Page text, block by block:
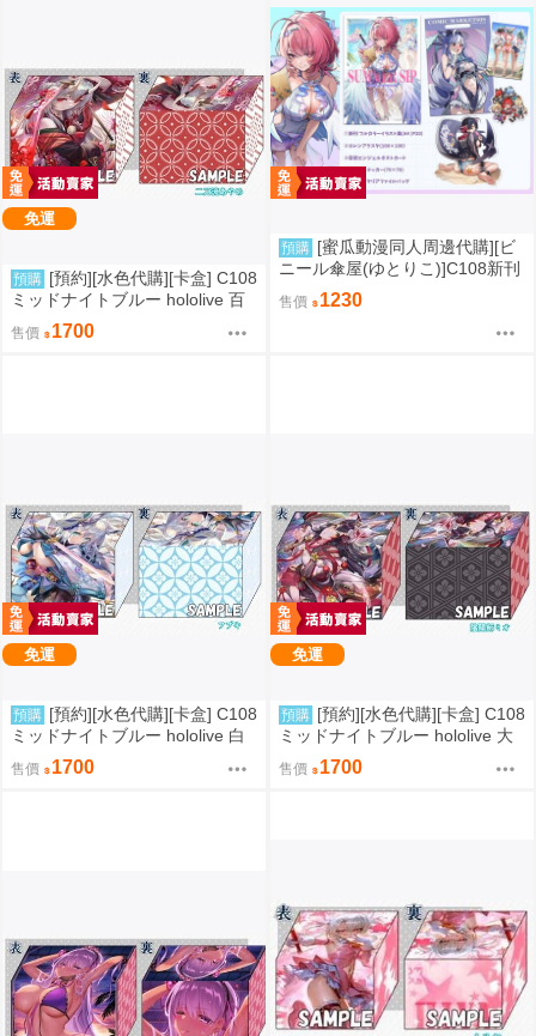
免運
預購 [預約][水色代購][卡盒] C108
ミッドナイトブルー hololive 百
鬼あやめ
售價 1700
預購 [蜜瓜動漫同人周邊代購][ビ
ニール傘屋(ゆとりこ)]C108新刊
セット【ビニール傘屋】(絕區零)
(同人誌)
售價 1230
免運
預購 [預約][水色代購][卡盒] C108
ミッドナイトブルー hololive 白
上フブキ
售價 1700
免運
預購 [預約][水色代購][卡盒] C108
ミッドナイトブルー hololive 大
神ミオ
售價 1700